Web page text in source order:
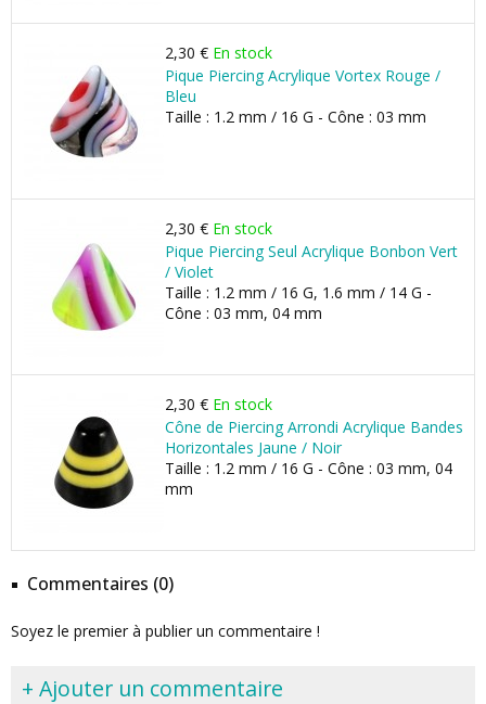
2,30 € En stock
Pique Piercing Acrylique Vortex Rouge /
Bleu
Taille : 1.2 mm / 16 G - Cône : 03 mm
2,30 € En stock
Pique Piercing Seul Acrylique Bonbon Vert
/ Violet
Taille : 1.2 mm / 16 G, 1.6 mm / 14 G -
Cône : 03 mm, 04 mm
2,30 € En stock
Cône de Piercing Arrondi Acrylique Bandes
Horizontales Jaune / Noir
Taille : 1.2 mm / 16 G - Cône : 03 mm, 04
mm
Commentaires (0)
Soyez le premier à publier un commentaire !
+ Ajouter un commentaire